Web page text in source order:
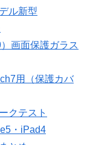
ル新型
画面保護ガラス
用（保護カバ
クテスト
・iPad4